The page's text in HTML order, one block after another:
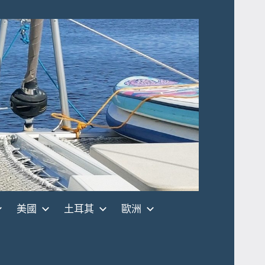
美國 土耳其 歐洲